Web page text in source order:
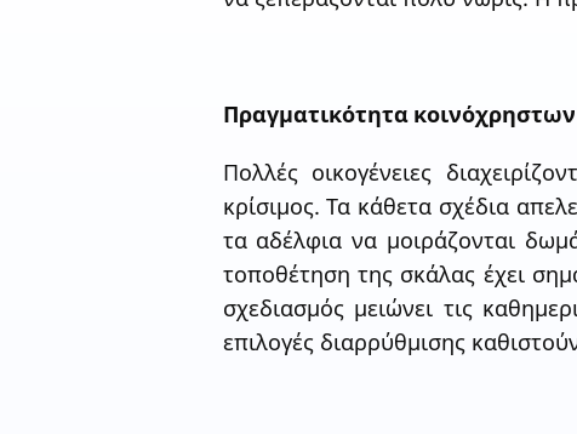
Πραγματικότητα
Πολλές οικογένειες
κρίσιμος. Τα κάθετα σχέδια
τα αδέλφια να μοιράζονται
τοποθέτηση της σκάλας έχει
σχεδιασμός μειώνει τις
επιλογές διαρρύθμισης